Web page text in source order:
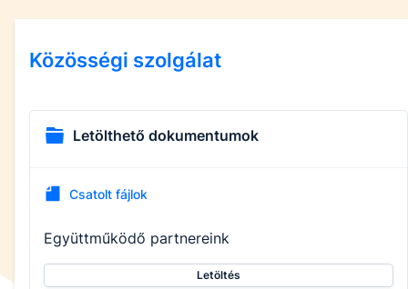
Közösségi szolgálat
Letölthető dokumentumok
Csatolt fájlok
Együttműködő partnereink
Letöltés